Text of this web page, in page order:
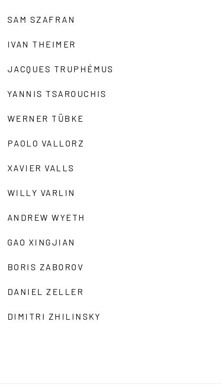
SAM SZAFRAN
IVAN THEIMER
JACQUES TRUPHÉMUS
YANNIS TSAROUCHIS
WERNER TÜBKE
PAOLO VALLORZ
XAVIER VALLS
WILLY VARLIN
ANDREW WYETH
GAO XINGJIAN
BORIS ZABOROV
DANIEL ZELLER
DIMITRI ZHILINSKY